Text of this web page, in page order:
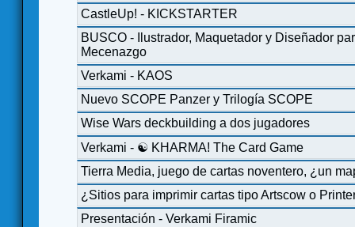
CastleUp! - KICKSTARTER
BUSCO - Ilustrador, Maquetador y Diseñador
Mecenazgo
Verkami - KAOS
Nuevo SCOPE Panzer y Trilogía SCOPE
Wise Wars deckbuilding a dos jugadores
Verkami - ☯ KHARMA! The Card Game
Tierra Media, juego de cartas noventero, ¿un
¿Sitios para imprimir cartas tipo Artscow o
Presentación - Verkami Firamic